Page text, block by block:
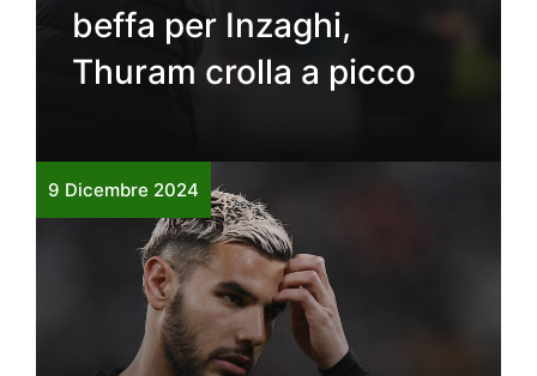
beffa per Inzaghi,
Thuram crolla a picco
9 Dicembre 2024